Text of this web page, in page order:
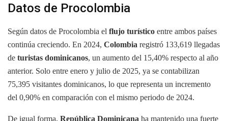
Datos de Procolombia
Según datos de Procolombia el flujo turístico entre ambos países
continúa creciendo. En 2024, Colombia registró 133,619 llegadas
de turistas dominicanos, un aumento del 15,40% respecto al año
anterior. Solo entre enero y julio de 2025, ya se contabilizan
75,395 visitantes dominicanos, lo que representa un incremento
del 0,90% en comparación con el mismo periodo de 2024.
De igual forma, República Dominicana ha mantenido una fuerte